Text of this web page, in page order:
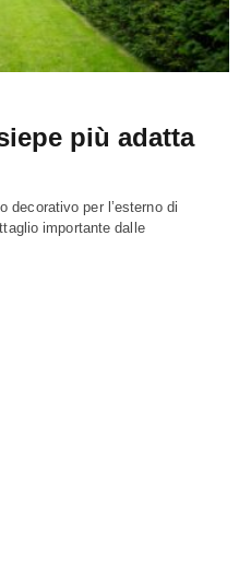
più adatta
decorativo per l’esterno di
importante dalle